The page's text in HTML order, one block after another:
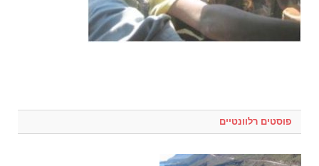
פוסטים רלוונטיים